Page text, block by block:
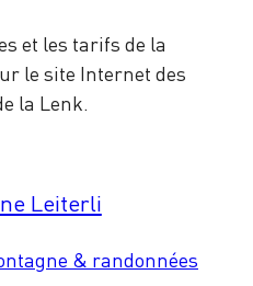
et les tarifs de la
le site Internet des
la Lenk.
Leiterli
& randonnées